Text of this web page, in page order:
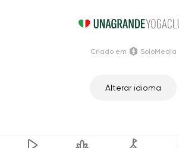
Alterar idioma
Criado em SoloMedia